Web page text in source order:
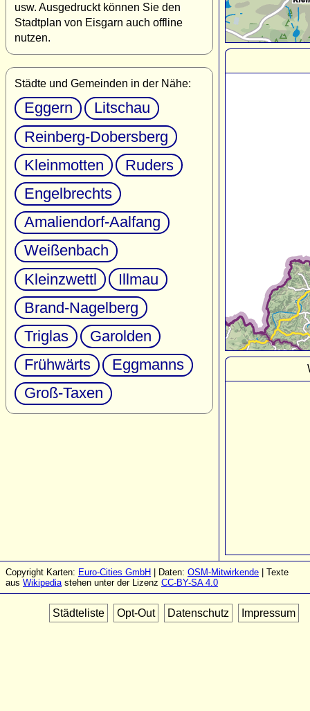
usw. Ausgedruckt können Sie den
Stadtplan von Eisgarn auch offline
nutzen.
Städte und Gemeinden in der Nähe:
Eggern
Litschau
Reinberg-Dobersberg
Kleinmotten
Ruders
Engelbrechts
Amaliendorf-Aalfang
Weißenbach
Kleinzwettl
Illmau
Brand-Nagelberg
Triglas
Garolden
Frühwärts
Eggmanns
Groß-Taxen
Copyright Karten: Euro-Cities GmbH | Daten: OSM-Mitwirkende | Texte
aus Wikipediastehen unter der Lizenz CC-BY-SA 4.0
Städteliste Opt-Out Datenschutz Impressum